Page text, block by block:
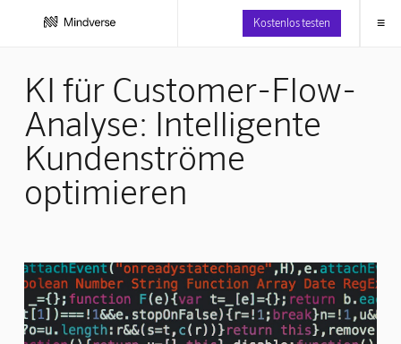
Kostenlos testen ≡
KI für Customer-Flow-
Analyse: Intelligente
Kundenströme
optimieren